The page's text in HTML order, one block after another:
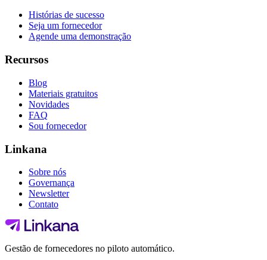
Histórias de sucesso
Seja um fornecedor
Agende uma demonstração
Recursos
Blog
Materiais gratuitos
Novidades
FAQ
Sou fornecedor
Linkana
Sobre nós
Governança
Newsletter
Contato
Gestão de fornecedores no piloto automático.